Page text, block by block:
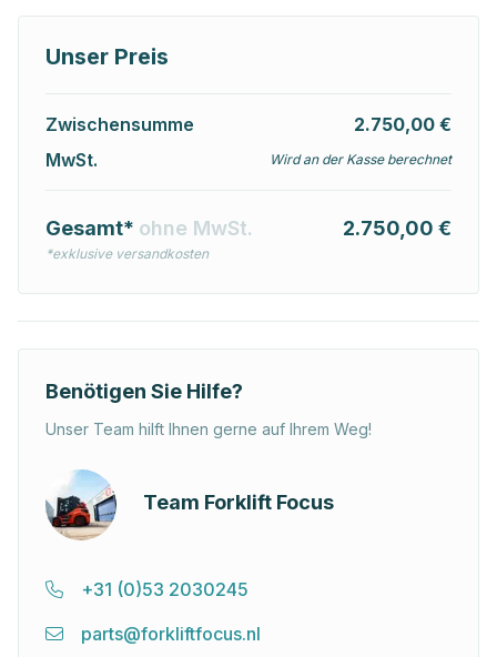
Unser Preis
Zwischensumme
2.750,00 €
MwSt.
Wird an der Kasse berechnet
Gesamt* ohne MwSt.
*exklusive versandkosten
2.750,00 €
Benötigen Sie Hilfe?
Unser Team hilft Ihnen gerne auf Ihrem Weg!
Team Forklift Focus
+31 (0)53 2030245
parts@forkliftfocus.nl